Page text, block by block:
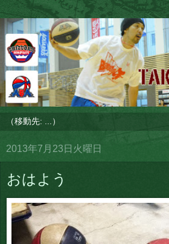
2013年7月23日火曜日
おはよう